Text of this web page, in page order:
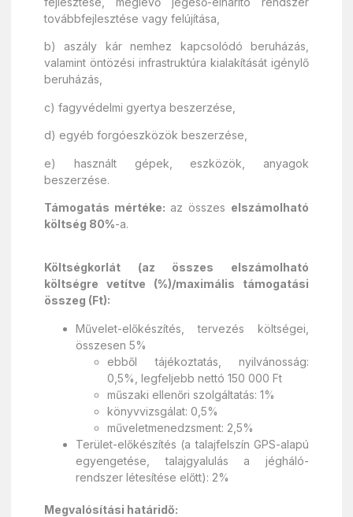
továbbfejlesztése vagy felújítása,
b) aszály kár nemhez kapcsolódó beruházás,
valamint öntözési infrastruktúra kialakítását igénylő
beruházás,
c) fagyvédelmi gyertya beszerzése,
d) egyéb forgóeszközök beszerzése,
e) használt gépek, eszközök, anyagok
beszerzése.
Támogatás mértéke: az összes elszámolható
költség 80%-a.
Költségkorlát (az összes elszámolható
költségre vetítve (%)/maximális támogatási
összeg (Ft):
Művelet-előkészítés, tervezés költségei,
összesen 5%
ebből tájékoztatás, nyilvánosság:
0,5%, legfeljebb nettó 150 000 Ft
műszaki ellenőri szolgáltatás: 1%
könyvvizsgálat: 0,5%
műveletmenedzsment: 2,5%
Terület-előkészítés (a talajfelszín GPS-alapú
egyengetése, talajgyalulás a jégháló-
rendszer létesítése előtt): 2%
Megvalósítási határidő: